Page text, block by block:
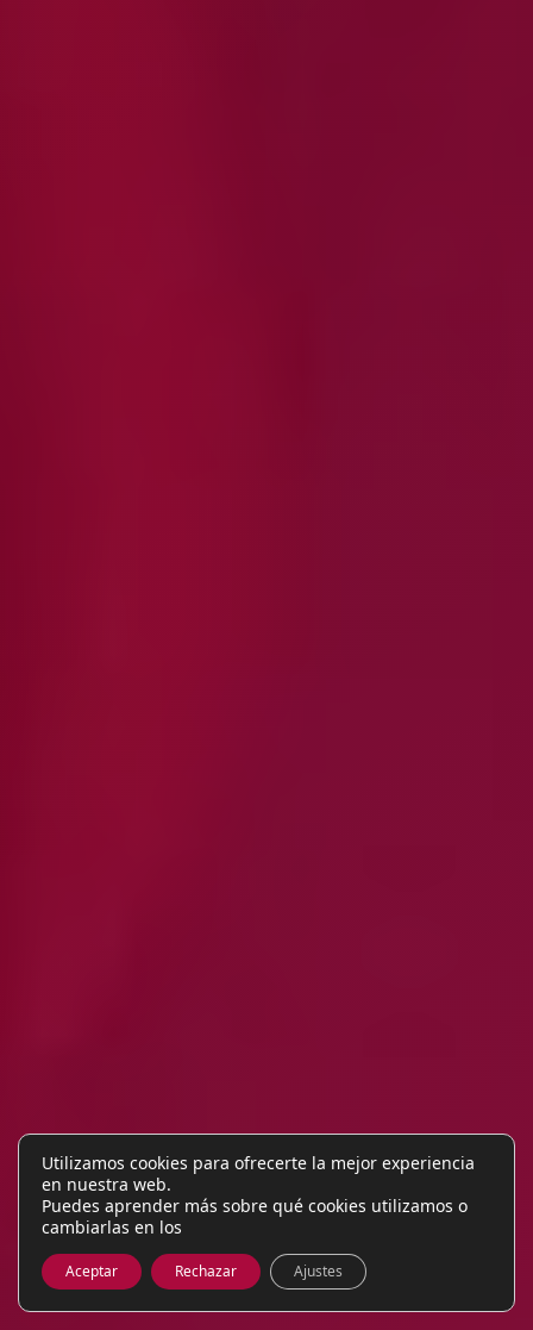
Utilizamos cookies para ofrecerte la mejor experiencia
en nuestra web.
Puedes aprender más sobre qué cookies utilizamos o
cambiarlas en los
Aceptar Rechazar Ajustes